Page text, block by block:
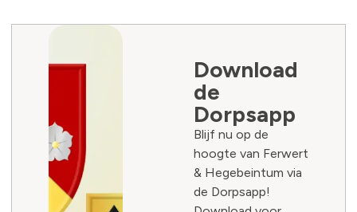
Download
de
Dorpsapp
Blijf nu op de
hoogte van Ferwert
& Hegebeintum via
de Dorpsapp!